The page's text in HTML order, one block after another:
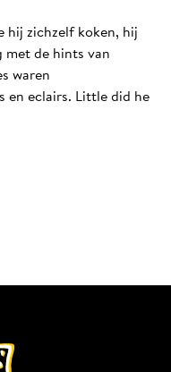
hij zichzelf koken, hij
met de hints van
waren
en eclairs. Little did he